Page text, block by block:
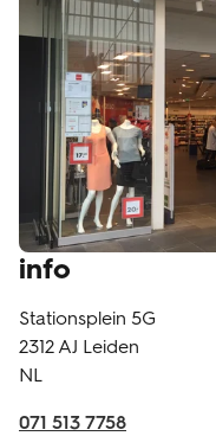
info
Stationsplein 5G
2312 AJ Leiden
NL
071 513 7758